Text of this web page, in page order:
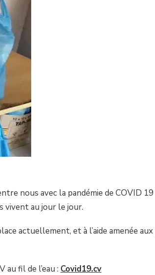
nous avec la pandémie de COVID
vivent au jour le jour.
actuellement, et à l’aide amenée
fil de l’eau : Covid19.cv